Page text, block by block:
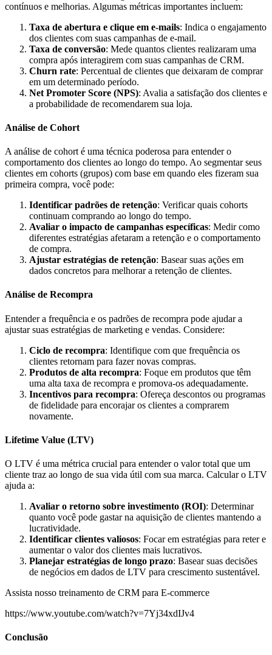
contínuos e melhorias. Algumas métricas importantes incluem:
Taxa de abertura e clique em e-mails: Indica o engajamento
dos clientes com suas campanhas de e-mail.
Taxa de conversão: Mede quantos clientes realizaram uma
compra após interagirem com suas campanhas de CRM.
Churn rate: Percentual de clientes que deixaram de comprar
em um determinado período.
Net Promoter Score (NPS): Avalia a satisfação dos clientes e
a probabilidade de recomendarem sua loja.
Análise de Cohort
A análise de cohort é uma técnica poderosa para entender o
comportamento dos clientes ao longo do tempo. Ao segmentar seus
clientes em cohorts (grupos) com base em quando eles fizeram sua
primeira compra, você pode:
Identificar padrões de retenção: Verificar quais cohorts
continuam comprando ao longo do tempo.
Avaliar o impacto de campanhas específicas: Medir como
diferentes estratégias afetaram a retenção e o comportamento
de compra.
Ajustar estratégias de retenção: Basear suas ações em
dados concretos para melhorar a retenção de clientes.
Análise de Recompra
Entender a frequência e os padrões de recompra pode ajudar a
ajustar suas estratégias de marketing e vendas. Considere:
Ciclo de recompra: Identifique com que frequência os
clientes retornam para fazer novas compras.
Produtos de alta recompra: Foque em produtos que têm
uma alta taxa de recompra e promova-os adequadamente.
Incentivos para recompra: Ofereça descontos ou programas
de fidelidade para encorajar os clientes a comprarem
novamente.
Lifetime Value (LTV)
O LTV é uma métrica crucial para entender o valor total que um
cliente traz ao longo de sua vida útil com sua marca. Calcular o LTV
ajuda a:
Avaliar o retorno sobre investimento (ROI): Determinar
quanto você pode gastar na aquisição de clientes mantendo a
lucratividade.
Identificar clientes valiosos: Focar em estratégias para reter e
aumentar o valor dos clientes mais lucrativos.
Planejar estratégias de longo prazo: Basear suas decisões
de negócios em dados de LTV para crescimento sustentável.
Assista nosso treinamento de CRM para E-commerce
https://www.youtube.com/watch?v=7Yj34xdIJv4
Conclusão